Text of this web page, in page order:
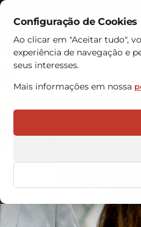
Configuração de Cookies
Ao clicar em "Aceitar tudo",
experiência de navegação e
seus interesses.
Mais informações em nossa